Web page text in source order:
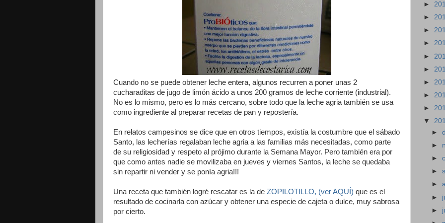
Cuando no se puede obtener leche entera, algunos recurren a poner unas 2
cucharaditas de jugo de limón ácido a unos 200 gramos de leche corriente (industrial).
No es lo mismo, pero es lo más cercano, sobre todo que la leche agria también se usa
como ingrediente al preparar recetas de pan y repostería.
En relatos campesinos se dice que en otros tiempos, existía la costumbre que el sábado
Santo, las lecherías regalaban leche agria a las familias más necesitadas, como parte
de su religiosidad y respeto al prójimo durante la Semana Mayor. Pero también era por
que como antes nadie se movilizaba en jueves y viernes Santos, la leche se quedaba
sin repartir ni vender y se ponía agria!!!
Una receta que también logré rescatar es la de ZOPILOTILLO, (ver AQUÍ) que es el
resultado de cocinarla con azúcar y obtener una especie de cajeta o dulce, muy sabrosa
por cierto.
►
►
►
►
►
►
►
►
►
▼
►
►
►
►
►
►
►